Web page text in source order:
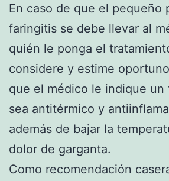
En caso de que el pequeño
faringitis se debe llevar al
quién le ponga el
considere y estime
que el médico le indique un
sea antitérmico y
además de bajar la
dolor de garganta.
Como recomendación